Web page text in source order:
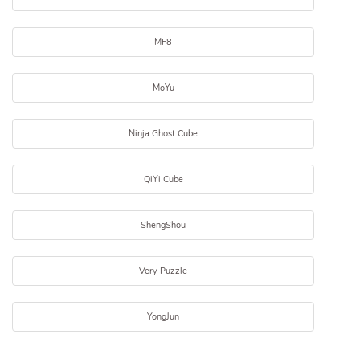
MF8
MoYu
Ninja Ghost Cube
QiYi Cube
ShengShou
Very Puzzle
YongJun